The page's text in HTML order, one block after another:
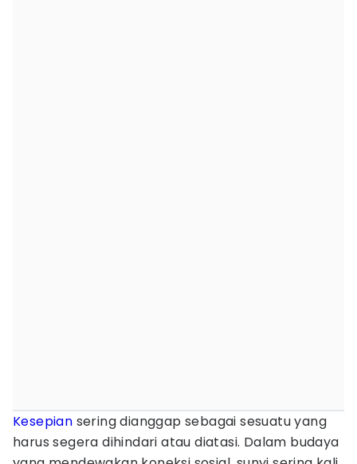
Kesepian sering dianggap sebagai sesuatu yang
harus segera dihindari atau diatasi. Dalam budaya